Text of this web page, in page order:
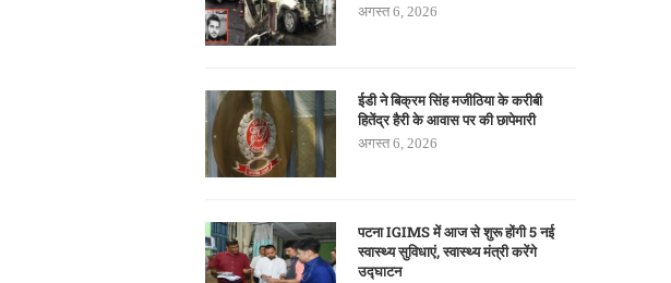
अगस्त 6, 2026
ईडी ने बिक्रम सिंह मजीठिया के करीबी
हितेंद्र हैरी के आवास पर की छापेमारी
अगस्त 6, 2026
पटना IGIMS में आज से शुरू होंगी 5 नई
स्वास्थ्य सुविधाएं, स्वास्थ्य मंत्री करेंगे
उद्घाटन